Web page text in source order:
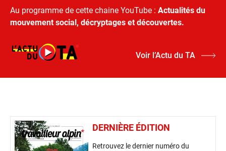
Au programme de cette chaine YouTube : Actualités du
mouvement social, décryptages et découvertes.
Voir l’Actu du TA
DERNIÈRE ÉDITION
Retrouvez le dernier numéro du